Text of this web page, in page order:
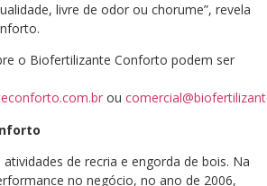
livre de odor ou chorume”, revela
o Biofertilizante Conforto podem ser
ou
de recria e engorda de bois. Na
no negócio, no ano de 2006,